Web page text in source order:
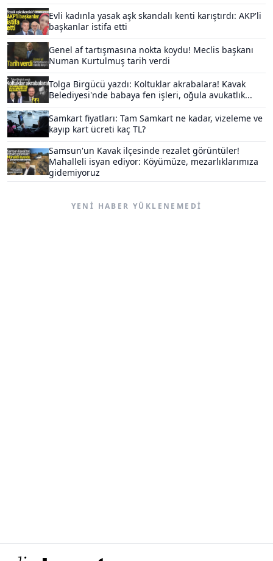
Evli kadınla yasak aşk skandalı kenti karıştırdı: AKP'li
başkanlar istifa etti
Genel af tartışmasına nokta koydu! Meclis başkanı
Numan Kurtulmuş tarih verdi
Tolga Birgücü yazdı: Koltuklar akrabalara! Kavak
Belediyesi'nde babaya fen işleri, oğula avukatlık...
Samkart fiyatları: Tam Samkart ne kadar, vizeleme ve
kayıp kart ücreti kaç TL?
Samsun'un Kavak ilçesinde rezalet görüntüler!
Mahalleli isyan ediyor: Köyümüze, mezarlıklarımıza
gidemiyoruz
YENI HABER YÜKLENEMEDI